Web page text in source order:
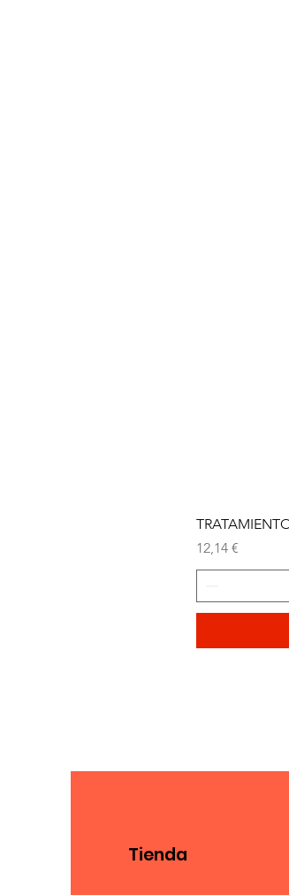
Precio
12,14 €
Tienda